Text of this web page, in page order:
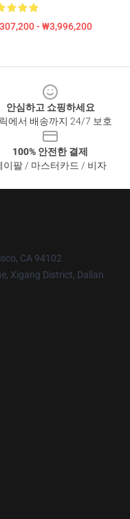
- ₩3,996,200
안심하고 쇼핑하세요
에서 배송까지 24/7 보호
100% 안전한 결제
이팔 / 마스터카드 / 비자
CA 94102
Xigang District, Dalian